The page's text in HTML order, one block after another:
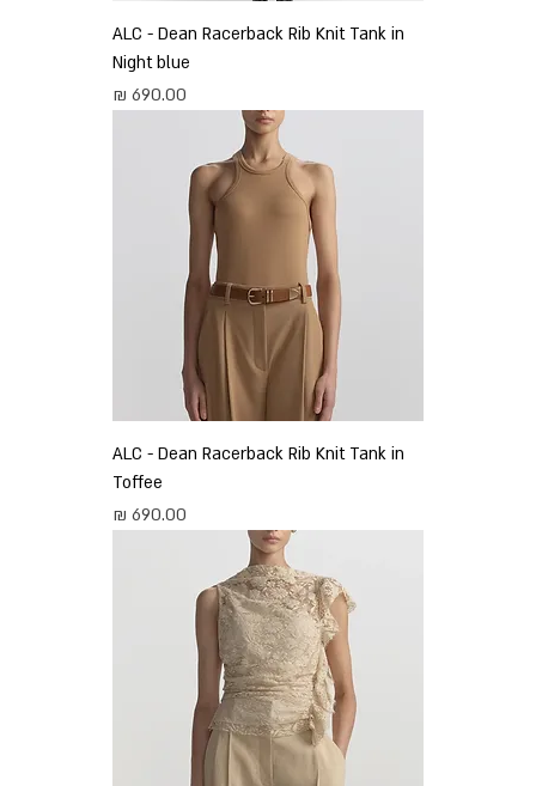
ALC - Dean Racerback Rib Knit Tank in
Night blue
מחיר
ALC - Dean Racerback Rib Knit Tank in
Toffee
מחיר